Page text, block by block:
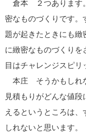
倉本 ２つあります
密なものづくりです。
題が起きたときにも緻
に緻密なものづくりを
目はチャレンジスピリ
本庄 そうかもしれ
見積もりがどんな値
えるというところは
しれないと思います。